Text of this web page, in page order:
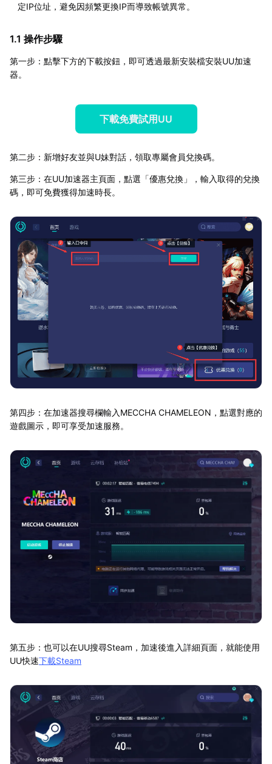
定IP位址，避免因頻繁更換IP而導致帳號異常。
1.1 操作步驟
第一步：點擊下方的下載按鈕，即可透過最新安裝檔安裝UU加速
器。
下載免費試用UU
第二步：新增好友並與U妹對話，領取專屬會員兌換碼。
第三步：在UU加速器主頁面，點選「優惠兌換」，輸入取得的兌換
碼，即可免費獲得加速時長。
第四步：在加速器搜尋欄輸入MECCHA CHAMELEON，點選對應的
遊戲圖示，即可享受加速服務。
第五步：也可以在UU搜尋Steam，加速後進入詳細頁面，就能使用
UU快速下載Steam